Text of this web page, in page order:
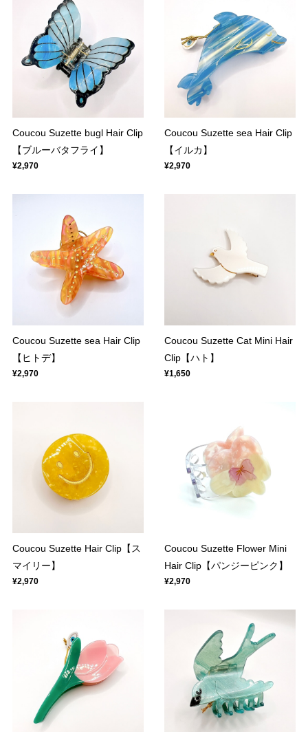
Coucou Suzette bugl Hair Clip
【ブルーバタフライ】
¥2,970
Coucou Suzette sea Hair Clip
【イルカ】
¥2,970
Coucou Suzette sea Hair Clip
【ヒトデ】
¥2,970
Coucou Suzette Cat Mini Hair
Clip【ハト】
¥1,650
Coucou Suzette Hair Clip【ス
マイリー】
¥2,970
Coucou Suzette Flower Mini
Hair Clip【パンジーピンク】
¥2,970